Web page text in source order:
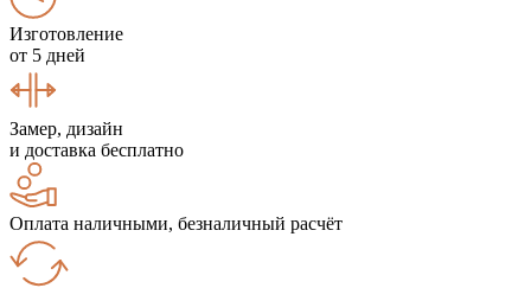
Изготовление
от 5 дней
Замер, дизайн
и доставка бесплатно
Оплата наличными, безналичный расчёт